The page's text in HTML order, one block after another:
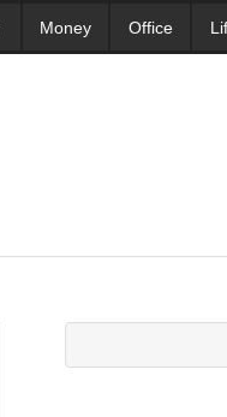
Money Office